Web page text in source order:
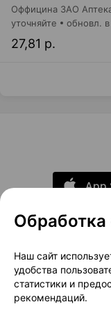
Оффицина ЗАО
27,81 р.
уточняйте обновл. в
О
Размещение
Наш сайт
удобства
статистики и
рекомендаций.